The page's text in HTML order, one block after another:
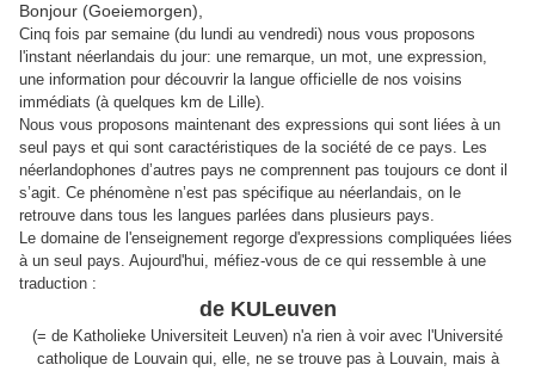
Bonjour (Goeiemorgen),
Cinq fois par semaine (du lundi au vendredi) nous vous proposons
l'instant néerlandais du jour: une remarque, un mot, une expression,
une information pour découvrir la langue officielle de nos voisins
immédiats (à quelques km de Lille).
Nous vous proposons maintenant des expressions qui sont liées à un
seul pays et qui sont caractéristiques de la société de ce pays. Les
néerlandophones d’autres pays ne comprennent pas toujours ce dont il
s’agit. Ce phénomène n’est pas spécifique au néerlandais, on le
retrouve dans tous les langues parlées dans plusieurs pays.
Le domaine de l'enseignement regorge d'expressions compliquées liées
à un seul pays. Aujourd'hui, méfiez-vous de ce qui ressemble à une
traduction :
de KULeuven
(= de Katholieke Universiteit Leuven) n'a rien à voir avec l'Université
catholique de Louvain qui, elle, ne se trouve pas à Louvain, mais à